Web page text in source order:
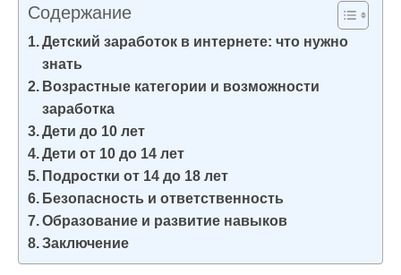
Содержание
Детский заработок в интернете: что нужно
знать
Возрастные категории и возможности
заработка
Дети до 10 лет
Дети от 10 до 14 лет
Подростки от 14 до 18 лет
Безопасность и ответственность
Образование и развитие навыков
Заключение